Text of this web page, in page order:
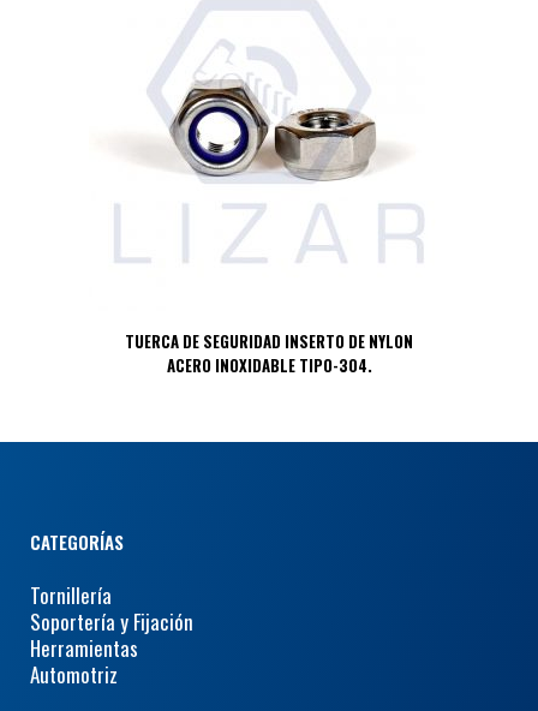
TUERCA DE SEGURIDAD INSERTO DE NYLON
ACERO INOXIDABLE TIPO-304.
CATEGORÍAS
Tornillería
Soportería y Fijación
Herramientas
Automotriz